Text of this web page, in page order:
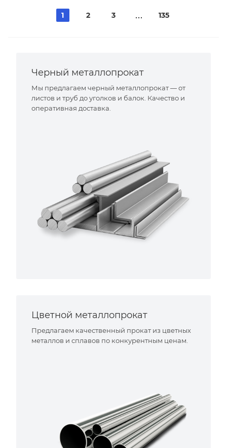
1 2 3 135
Черный металлопрокат
Мы предлагаем черный металлопрокат — от
листов и труб до уголков и балок. Качество и
оперативная доставка.
Цветной металлопрокат
Предлагаем качественный прокат из цветных
металлов и сплавов по конкурентным ценам.